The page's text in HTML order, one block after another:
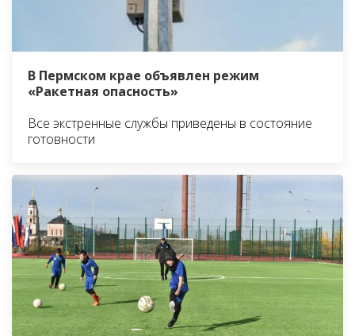
В Пермском крае объявлен режим
«Ракетная опасность»
Все экстренные службы приведены в состояние
готовности